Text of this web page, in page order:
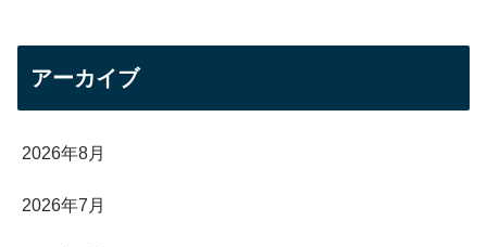
アーカイブ
2026年8月
2026年7月